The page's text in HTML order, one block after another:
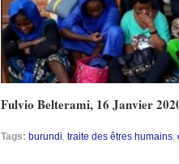
Fulvio Belterami, 16 Janvier
Tags: burundi, traite des êtres humains,